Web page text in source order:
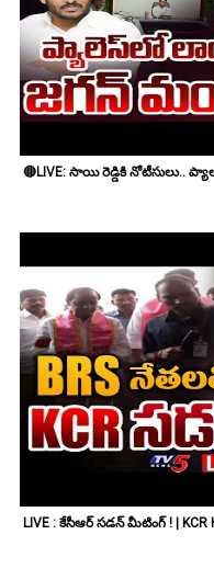
🔴LIVE: సాయి రెడ్డికి నోటీసులు..
LIVE : కేసీఆర్ సడన్ మీటింగ్ ! | KCR